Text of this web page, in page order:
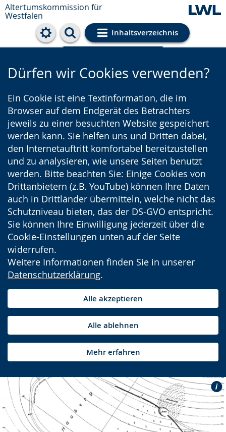
Altertumskommission für
Westfalen
Inhaltsverzeichnis
Cookie-Einstellungen
Dürfen wir Cookies verwenden?
Ein Cookie ist eine Textinformation, die im
Browser auf dem Endgerät des Betrachters
jeweils zu einer besuchten Website gespeichert
werden kann. Sie helfen uns und Dritten dabei,
den Internetauftritt komfortabel bereitzustellen
und zu analysieren, wie unsere Seiten benutzt
werden. Bitte beachten Sie: Einige Cookies von
Drittanbietern (z.B. YouTube) können Ihre Daten
auch in Drittländer übermitteln, welche nicht das
Schutzniveau bieten, das der DS-GVO entspricht.
Sie können Ihre Einwilligung jederzeit über die
Cookie-Einstellungen unten auf der Seite
widerrufen.
Weitere Informationen finden Sie in unserer
Datenschutzerklärung.
Alle akzeptieren
Alle ablehnen
Mehr erfahren